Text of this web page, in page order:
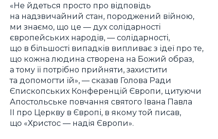
«Не йдеться просто про відповідь
на надзвичайний стан, породжений війною,
ми знаємо, що це — дух солідарності
європейських народів, — солідарності,
що в більшості випадків випливає з ідеї про те,
що кожна людина створена на Божий образ,
а тому її потрібно прийняти, захистити
та допомогти їй», — сказав Голова Ради
Єпископських Конференцій Європи, цитуючи
Апостольське повчання святого Івана Павла
ІІ про Церкву в Європі, в якому той писав,
що «Христос — надія Європи».